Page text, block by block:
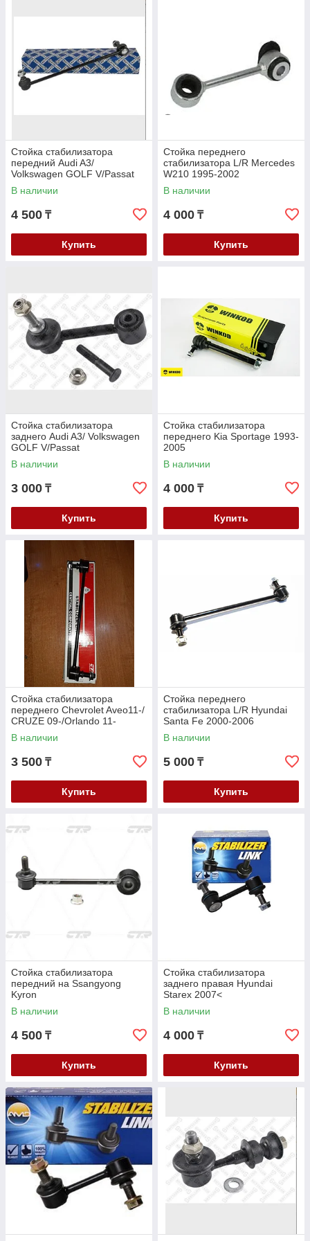
Стойка стабилизатора
передний Audi A3/
Volkswagen GOLF V/Passat
05-/Touran/Skoda Octavia
03-/Superb 06-/Yeti
В наличии
4 500 ₸
Купить
Стойка переднего
стабилизатора L/R Mercedes
W210 1995-2002
В наличии
4 000 ₸
Купить
Стойка стабилизатора
заднего Audi A3/ Volkswagen
GOLF V/Passat
05-/Touran/Skoda Octavia
03-/Superb 06-/Yeti/
В наличии
3 000 ₸
Купить
Стойка стабилизатора
переднего Kia Sportage 1993-
2005
В наличии
4 000 ₸
Купить
Стойка стабилизатора
переднего Chevrolet Aveo11-/
CRUZE 09-/Orlando 11-
В наличии
3 500 ₸
Купить
Стойка переднего
стабилизатора L/R Hyundai
Santa Fe 2000-2006
В наличии
5 000 ₸
Купить
Стойка стабилизатора
передний на Ssangyong
Kyron
В наличии
4 500 ₸
Купить
Стойка стабилизатора
заднего правая Hyundai
Starex 2007<
В наличии
4 000 ₸
Купить